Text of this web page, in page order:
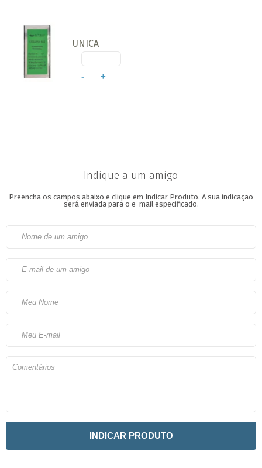
UNICA
+
-
Indique a um amigo
Preencha os campos abaixo e clique em Indicar Produto. A sua indicação
será enviada para o e-mail especificado.
INDICAR PRODUTO